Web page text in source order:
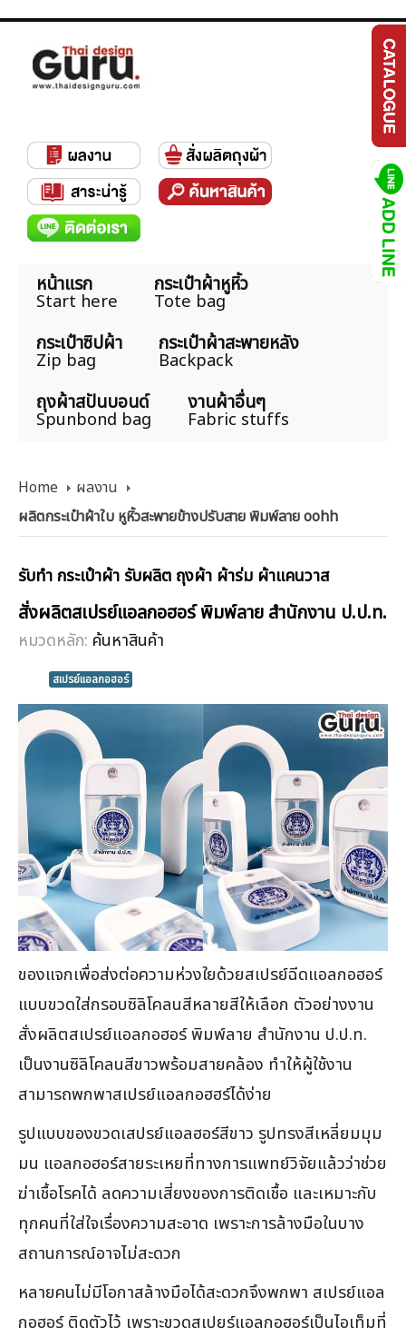
หน้าแรก
Start here
กระเป๋าผ้าหูหิ้ว
Tote bag
กระเป๋าซิปผ้า
Zip bag
กระเป๋าผ้าสะพายหลัง
Backpack
ถุงผ้าสปันบอนด์
Spunbond bag
งานผ้าอื่นๆ
Fabric stuffs
Home
ผลงาน
ผลิตกระเป๋าผ้าใบ หูหิ้วสะพายข้างปรับสาย พิมพ์ลาย oohh
รับทำ กระเป๋าผ้า รับผลิต ถุงผ้า ผ้าร่ม ผ้าแคนวาส
สั่งผลิตสเปรย์แอลกอฮอร์ พิมพ์ลาย สำนักงาน ป.ป.ท.
หมวดหลัก: ค้นหาสินค้า
สเปรย์แอลกอฮอร์
ของแจกเพื่อส่งต่อความห่วงใยด้วยสเปรย์ฉีดแอลกอฮอร์
แบบขวดใส่กรอบซิลิโคลนสีหลายสีให้เลือก ตัวอย่างงาน
สั่งผลิตสเปรย์แอลกอฮอร์ พิมพ์ลาย สำนักงาน ป.ป.ท.
เป็นงานซิลิโคลนสีขาวพร้อมสายคล้อง ทำให้ผู้ใช้งาน
สามารถพกพาสเปรย์แอลกอฮฮร์ได้ง่าย
รูปแบบของขวดเสปรย์แอลฮอร์สีขาว รูปทรงสีเหลี่ยมมุม
มน แอลกอฮอร์สายระเหยที่ทางการแพทย์วิจัยแล้วว่าช่วย
ฆ่าเชื้อโรคได้ ลดความเสี่ยงของการติดเชื้อ และเหมาะกับ
ทุกคนที่ใส่ใจเรื่องความสะอาด เพราะการล้างมือในบาง
สถานการณ์อาจไม่สะดวก
หลายคนไม่มีโอกาสล้างมือได้สะดวกจึงพกพา สเปรย์แอล
กอฮอร์ ติดตัวไว้ เพราะขวดสเปยร์แอลกอฮอร์เป็นไอเท็มที่